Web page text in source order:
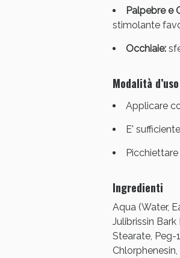
Palpebre e
stimolante
Occhiaie:
Modalità d’uso
Applicare
E'
Ingredienti
Aqua (Water,
Julibrissin
Stearate, Peg-